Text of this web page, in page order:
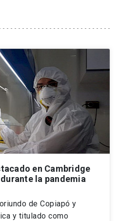
keyboard_arrow_down
launch
en Cambridge
la pandemia
de Copiapó y
y titulado como